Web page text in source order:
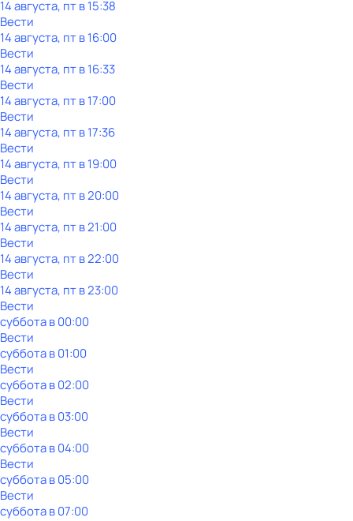
14 августа, пт в 15:38
Вести
14 августа, пт в 16:00
Вести
14 августа, пт в 16:33
Вести
14 августа, пт в 17:00
Вести
14 августа, пт в 17:36
Вести
14 августа, пт в 19:00
Вести
14 августа, пт в 20:00
Вести
14 августа, пт в 21:00
Вести
14 августа, пт в 22:00
Вести
14 августа, пт в 23:00
Вести
субботав00:00
Вести
субботав01:00
Вести
субботав02:00
Вести
субботав03:00
Вести
субботав04:00
Вести
субботав05:00
Вести
субботав07:00